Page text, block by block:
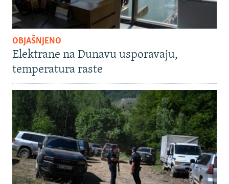
OBJAŠNJENO
Elektrane na Dunavu usporavaju,
temperatura raste